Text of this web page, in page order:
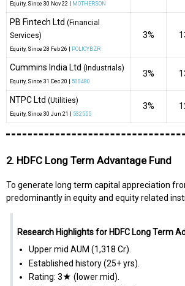
Equity, Since 30 Nov 22 | MOTHERSON
PB Fintech Ltd (Financial
Services)
Equity, Since 28 Feb 26 | POLICYBZR
3%
Cummins India Ltd (Industrials)
Equity, Since 31 Dec 20 | 500480
3%
NTPC Ltd (Utilities)
Equity, Since 30 Jun 21 | 532555
3%
2. HDFC Long Term Advantage Fund
To generate long term capital appreciation
predominantly in equity and equity related
Research Highlights for HDFC Long Term
Upper mid AUM (₹1,318 Cr).
Established history (25+ yrs).
Rating: 3★ (lower mid).